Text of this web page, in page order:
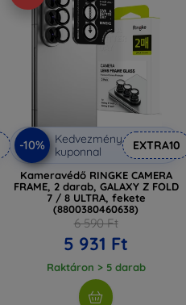
-10%
Kedvezmény
kuponnal
EXTRA10
Kameravédő RINGKE CAMERA
FRAME, 2 darab, GALAXY Z FOLD
7 / 8 ULTRA, fekete
(8800380460638)
6 590 Ft
5 931 Ft
Raktáron > 5 darab